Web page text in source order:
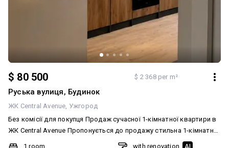
$ 80 500 $ 2 368 per m²
Руська вулиця, Будинок
ЖК Central Avenue Ужгород
Без комісії для покупця Продаж сучасної 1-кімнатної квартири в
ЖК Central Avenue Пропонується до продажу стильна 1-кімнатна
квартира в сучасному житловому комплексі Central Avenue, що
1 room
with renovation AI